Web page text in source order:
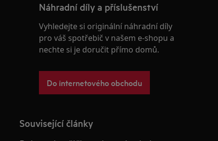
Náhradní díly a příslušenství
Vyhledejte si originální náhradní díly
pro váš spotřebič v našem e-shopu a
nechte si je doručit přímo domů.
Do internetového obchodu
Související články